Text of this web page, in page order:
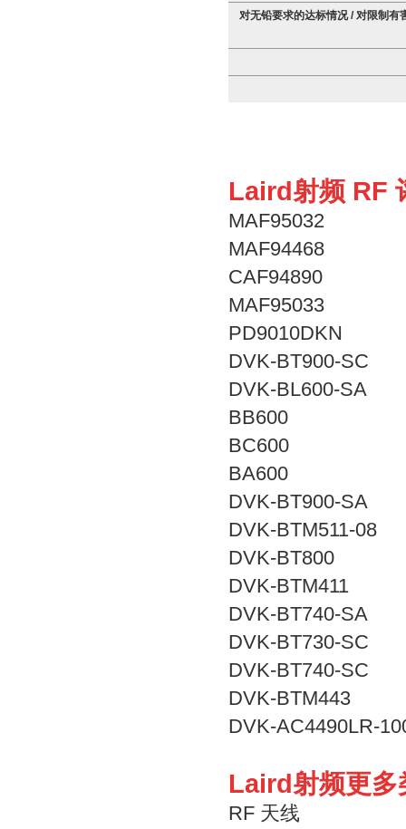
对无铅要求的达标情况 / 对限制
Laird射频 RF
MAF95032
MAF94468
CAF94890
MAF95033
PD9010DKN
DVK-BT900-SC
DVK-BL600-SA
BB600
BC600
BA600
DVK-BT900-SA
DVK-BTM511-08
DVK-BT800
DVK-BTM411
DVK-BT740-SA
DVK-BT730-SC
DVK-BT740-SC
DVK-BTM443
DVK-AC4490LR-
Laird射频更多
RF 天线